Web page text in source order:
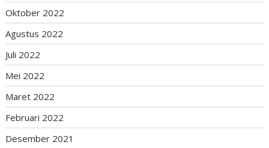
Oktober 2022
Agustus 2022
Juli 2022
Mei 2022
Maret 2022
Februari 2022
Desember 2021